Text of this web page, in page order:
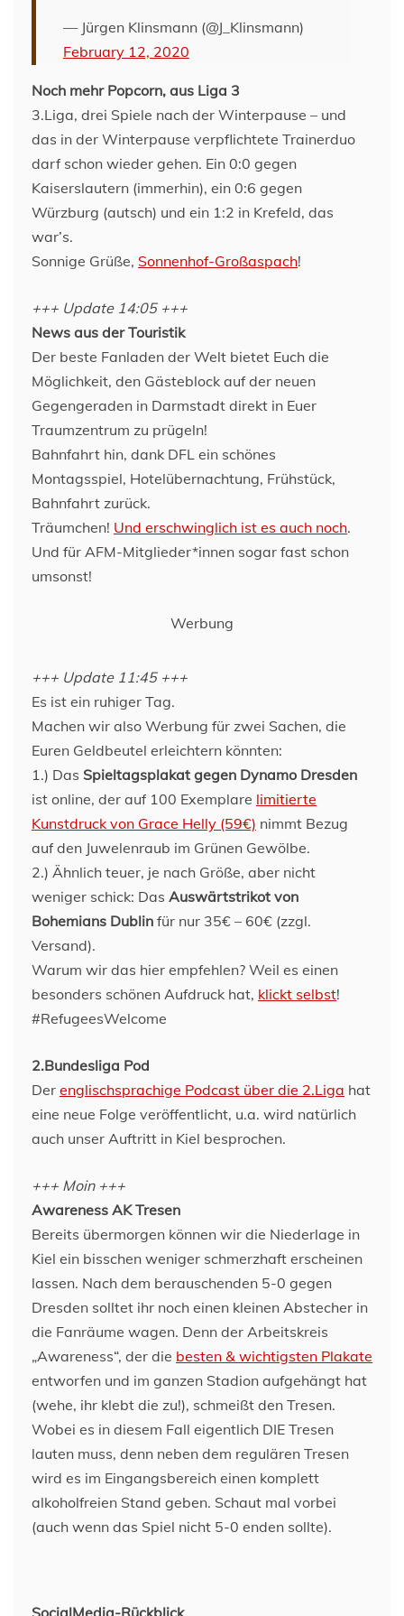
— Jürgen Klinsmann (@J_Klinsmann)
February 12, 2020
Noch mehr Popcorn, aus Liga 3
3.Liga, drei Spiele nach der Winterpause – und
das in der Winterpause verpflichtete Trainerduo
darf schon wieder gehen. Ein 0:0 gegen
Kaiserslautern (immerhin), ein 0:6 gegen
Würzburg (autsch) und ein 1:2 in Krefeld, das
war’s.
Sonnige Grüße, Sonnenhof-Großaspach!
+++ Update 14:05 +++
News aus der Touristik
Der beste Fanladen der Welt bietet Euch die
Möglichkeit, den Gästeblock auf der neuen
Gegengeraden in Darmstadt direkt in Euer
Traumzentrum zu prügeln!
Bahnfahrt hin, dank DFL ein schönes
Montagsspiel, Hotelübernachtung, Frühstück,
Bahnfahrt zurück.
Träumchen! Und erschwinglich ist es auch noch.
Und für AFM-Mitglieder*innen sogar fast schon
umsonst!
Werbung
+++ Update 11:45 +++
Es ist ein ruhiger Tag.
Machen wir also Werbung für zwei Sachen, die
Euren Geldbeutel erleichtern könnten:
1.) Das Spieltagsplakat gegen Dynamo Dresden
ist online, der auf 100 Exemplare limitierte
Kunstdruck von Grace Helly (59€) nimmt Bezug
auf den Juwelenraub im Grünen Gewölbe.
2.) Ähnlich teuer, je nach Größe, aber nicht
weniger schick: Das Auswärtstrikot von
Bohemians Dublin für nur 35€ – 60€ (zzgl.
Versand).
Warum wir das hier empfehlen? Weil es einen
besonders schönen Aufdruck hat, klickt selbst!
#RefugeesWelcome
2.Bundesliga Pod
Der englischsprachige Podcast über die 2.Liga hat
eine neue Folge veröffentlicht, u.a. wird natürlich
auch unser Auftritt in Kiel besprochen.
+++ Moin +++
Awareness AK Tresen
Bereits übermorgen können wir die Niederlage in
Kiel ein bisschen weniger schmerzhaft erscheinen
lassen. Nach dem berauschenden 5-0 gegen
Dresden solltet ihr noch einen kleinen Abstecher in
die Fanräume wagen. Denn der Arbeitskreis
„Awareness“, der die besten & wichtigsten Plakate
entworfen und im ganzen Stadion aufgehängt hat
(wehe, ihr klebt die zu!), schmeißt den Tresen.
Wobei es in diesem Fall eigentlich DIE Tresen
lauten muss, denn neben dem regulären Tresen
wird es im Eingangsbereich einen komplett
alkoholfreien Stand geben. Schaut mal vorbei
(auch wenn das Spiel nicht 5-0 enden sollte).
SocialMedia-Rückblick